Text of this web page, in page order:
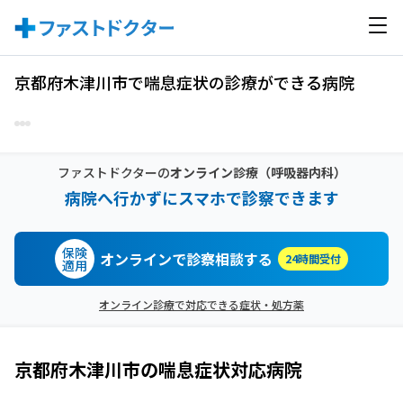
京都府木津川市で喘息症状の診療ができる病院
ファストドクターのオンライン診療（呼吸器内科）
病院へ行かずにスマホで診察できます
保険
適用 オンラインで診察相談する 24時間受付
オンライン診療で対応できる症状・処方薬
京都府木津川市の喘息症状対応病院